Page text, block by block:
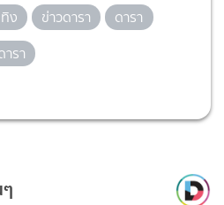
ง ข่าวดารา
ดารา
ารา